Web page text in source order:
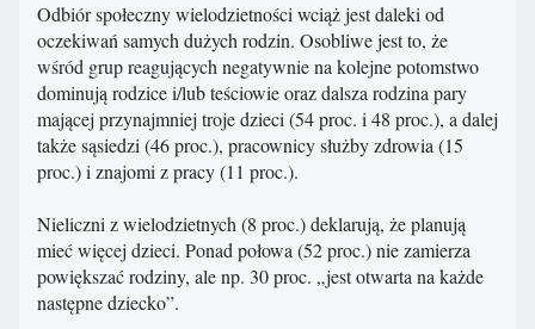
Odbiór społeczny wielodzietności wciąż jest daleki od
oczekiwań samych dużych rodzin. Osobliwe jest to, że
wśród grup reagujących negatywnie na kolejne potomstwo
dominują rodzice i/lub teściowie oraz dalsza rodzina pary
mającej przynajmniej troje dzieci (54 proc. i 48 proc.), a dalej
także sąsiedzi (46 proc.), pracownicy służby zdrowia (15
proc.) i znajomi z pracy (11 proc.).
Nieliczni z wielodzietnych (8 proc.) deklarują, że planują
mieć więcej dzieci. Ponad połowa (52 proc.) nie zamierza
powiększać rodziny, ale np. 30 proc. „jest otwarta na każde
następne dziecko”.